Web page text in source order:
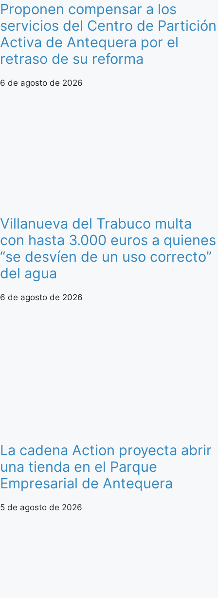
Proponen compensar a los
servicios del Centro de Partición
Activa de Antequera por el
retraso de su reforma
6 de agosto de 2026
Villanueva del Trabuco multa
con hasta 3.000 euros a quienes
“se desvíen de un uso correcto”
del agua
6 de agosto de 2026
La cadena Action proyecta abrir
una tienda en el Parque
Empresarial de Antequera
5 de agosto de 2026